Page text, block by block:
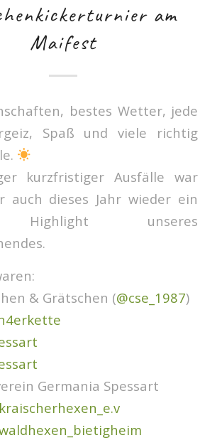
am
Maifest
bestes Wetter, jede
Spaß und viele richtig
kurzfristiger Ausfälle war
auch dieses Jahr wieder ein
Highlight unseres
& Grätschen (@cse_1987)
Germania Spessart